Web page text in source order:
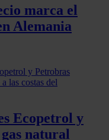
marca el
Alemania
Ecopetrol y
natural